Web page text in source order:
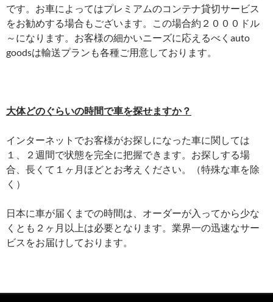
です。お車によってはプレミアムのコンテナ貸切サービス
をお勧めする場合もございます。この場合約２０００ドル
～になります。お客様の細かいニーズに応えるべくauto
goodsは輸送プランも各種ご用意しております。
大体どのぐらいの時間で車を探せますか？
インターネットでお客様がお探しになった車に関しては
１、２週間で状態を完全に把握できます。お探しする場
合、長くて１ヶ月ほどとお考えください。（特殊な車を除
く）
日本に車が届くまでの時間は、オーダーが入ってから少な
くとも２ヶ月以上は必要となります。業界一の迅速なサー
ビスをお届けしております。